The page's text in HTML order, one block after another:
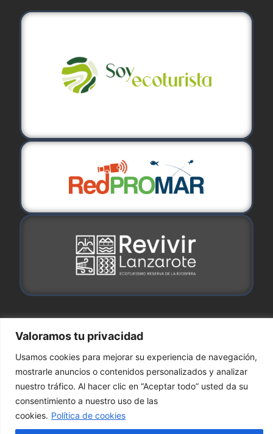
Valoramos tu privacidad
Usamos cookies para mejorar su experiencia de navegación,
mostrarle anuncios o contenidos personalizados y analizar
nuestro tráfico. Al hacer clic en “Aceptar todo” usted da su
consentimiento a nuestro uso de las
cookies. Política de cookies
derechos reservados
Política de cookies
Aviso Legal
Contacto